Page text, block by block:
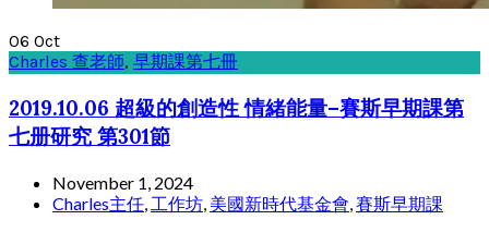
06 Oct
Charles 查老師, 早期課第七冊
2019.10.06 超級的創造性 情緒能量–賽斯早期課第
七册研究 第301節
November 1, 2024
Charles主任 工作坊 美國新時代基金會 賽斯早期課